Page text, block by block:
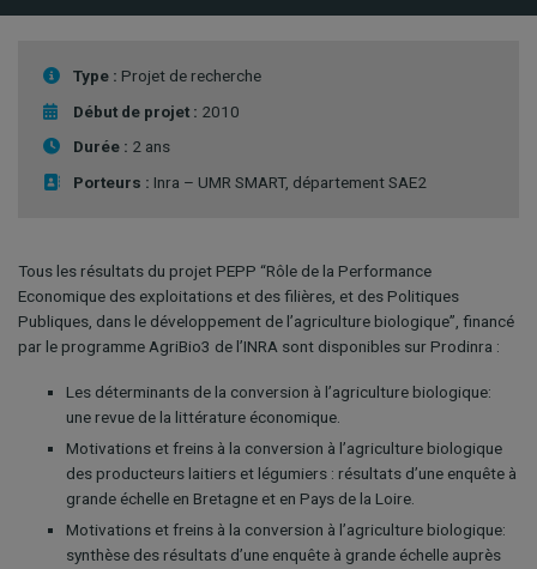
Type : Projet de recherche
Début de projet : 2010
Durée : 2 ans
Porteurs : Inra – UMR SMART, département SAE2
Tous les résultats du projet PEPP “Rôle de la Performance
Economique des exploitations et des filières, et des Politiques
Publiques, dans le développement de l’agriculture biologique”, financé
par le programme AgriBio3 de l’INRA sont disponibles sur Prodinra :
Les déterminants de la conversion à l’agriculture biologique:
une revue de la littérature économique.
Motivations et freins à la conversion à l’agriculture biologique
des producteurs laitiers et légumiers : résultats d’une enquête à
grande échelle en Bretagne et en Pays de la Loire.
Motivations et freins à la conversion à l’agriculture biologique:
synthèse des résultats d’une enquête à grande échelle auprès